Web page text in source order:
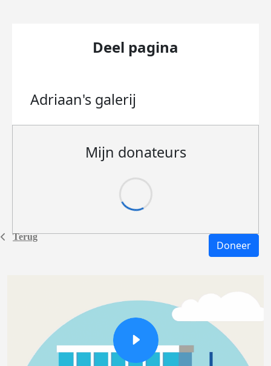
Terug
Deel pagina
Adriaan's galerij
Mijn donateurs
Doneer